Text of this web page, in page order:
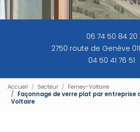
06 74 50 84 20
2750 route de Genève
04 50 41 76 51
Accueil Secteur
Ferney-Voltaire
Façonnage de verre plat par entreprise
Voltaire